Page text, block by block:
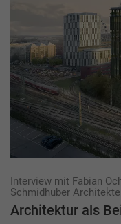
Interview mit Fabian
Schmidhuber
Architektur als